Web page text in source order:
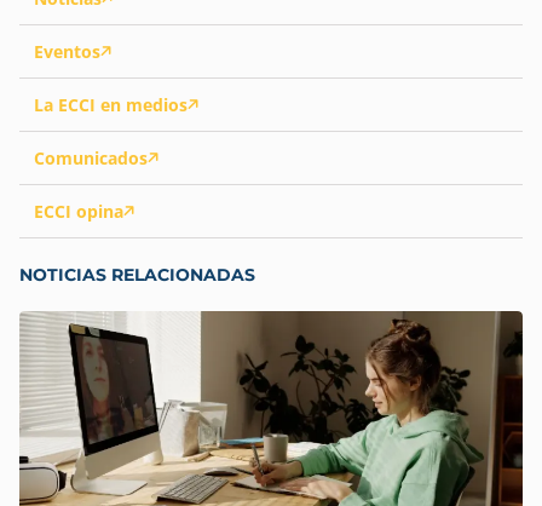
Eventos
La ECCI en medios
Comunicados
ECCI opina
NOTICIAS RELACIONADAS